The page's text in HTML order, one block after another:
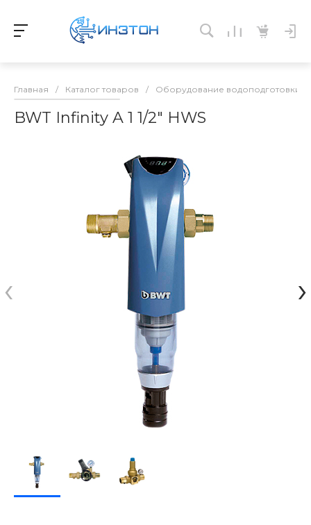
Главная / Каталог товаров / Оборудование водоподготовки и
BWT Infinity A 1 1/2" HWS
‹ ›